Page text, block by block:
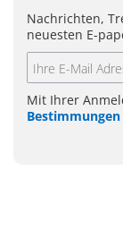
Nachrichten,
neuesten E-
Mit Ihrer
Bestimmungen